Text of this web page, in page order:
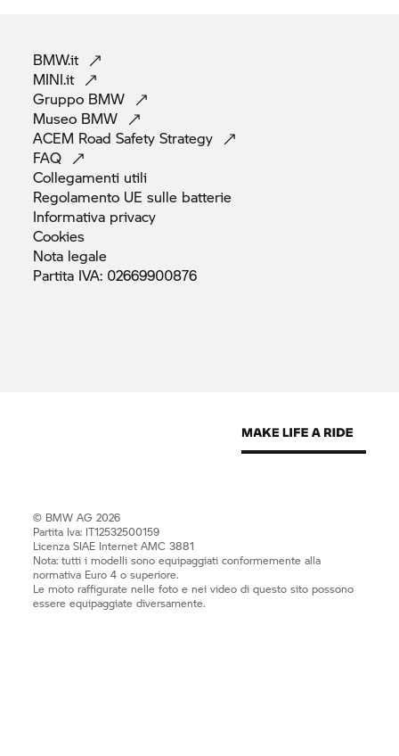
BMW.it
MINI.it
Gruppo BMW
Museo BMW
ACEM Road SafetyStrategy
FAQ
Collegamenti utili
Regolamento UE sulle batterie
Informativa privacy
Cookies
Nota legale
Partita IVA: 02669900876
© BMW AG 2026
Partita Iva: IT12532500159
Licenza SIAE Internet AMC 3881
Nota: tutti i modelli sono equipaggiati conformemente alla
normativa Euro 4 o superiore.
Le moto raffigurate nelle foto e nei video di questo sito possono
essere equipaggiate diversamente.